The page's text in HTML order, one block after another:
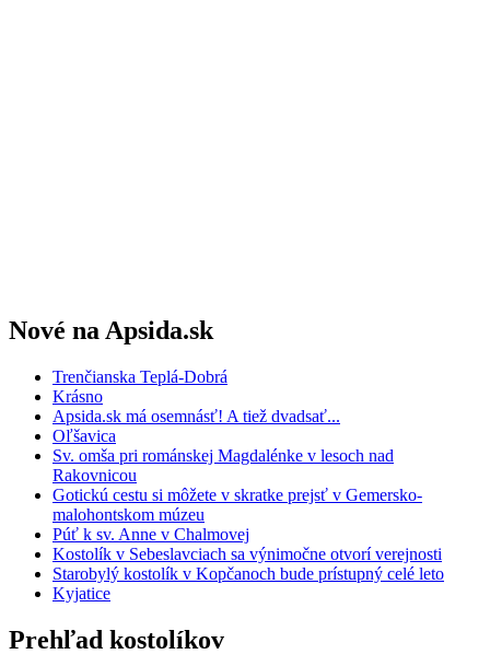
Nové na Apsida.sk
Trenčianska Teplá-Dobrá
Krásno
Apsida.sk má osemnásť! A tiež dvadsať...
Oľšavica
Sv. omša pri románskej Magdalénke v lesoch nad
Rakovnicou
Gotickú cestu si môžete v skratke prejsť v Gemersko-
malohontskom múzeu
Púť k sv. Anne v Chalmovej
Kostolík v Sebeslavciach sa výnimočne otvorí verejnosti
Starobylý kostolík v Kopčanoch bude prístupný celé leto
Kyjatice
Prehľad kostolíkov